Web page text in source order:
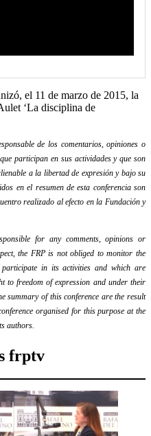
el 11 de marzo de 2015, la
‘La disciplina de
de los comentarios, opiniones o
participan en sus actividades y que son
a la libertad de expresión y bajo su
en el resumen de esta conferencia son
realizado al efecto en la Fundación y
for any comments, opinions or
the FRP is not obliged to monitor the
in its activities and which are
to freedom of expression and under their
summary of this conference are the result
organised for this purpose at the
authors.
frptv